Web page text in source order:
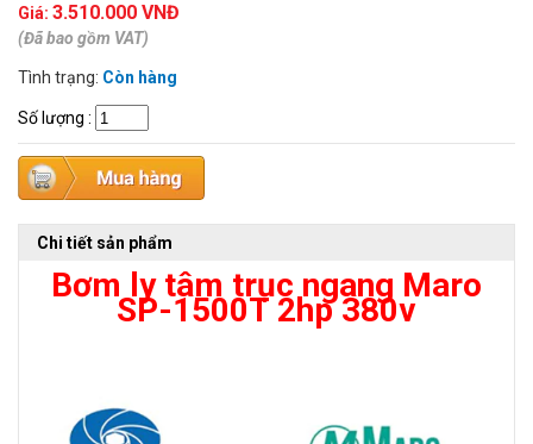
Giá: 3.510.000 VNĐ
(Đã bao gồm VAT)
Tình trạng: Còn hàng
Số lượng :
Chi tiết sản phẩm
Bơm ly tâm trục ngang Maro
SP-1500T 2hp 380v